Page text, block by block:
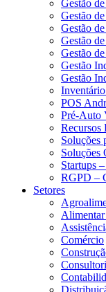
Gestão
Gestão
Gestão
Gestão
Gestão
Gestão
Gestão
POS
Pré-Auto
Recursos
Soluções
Soluções
Startups
RGPD –
Setores
Comércio